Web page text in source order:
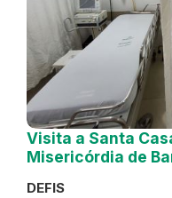
Visita a Santa
Misericórdia de
DEFIS